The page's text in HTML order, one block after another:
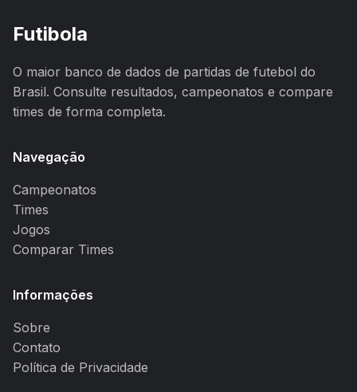
Futibola
O maior banco de dados de partidas de futebol do
Brasil. Consulte resultados, campeonatos e compare
times de forma completa.
Navegação
Campeonatos
Times
Jogos
Comparar Times
Informações
Sobre
Contato
Política de Privacidade